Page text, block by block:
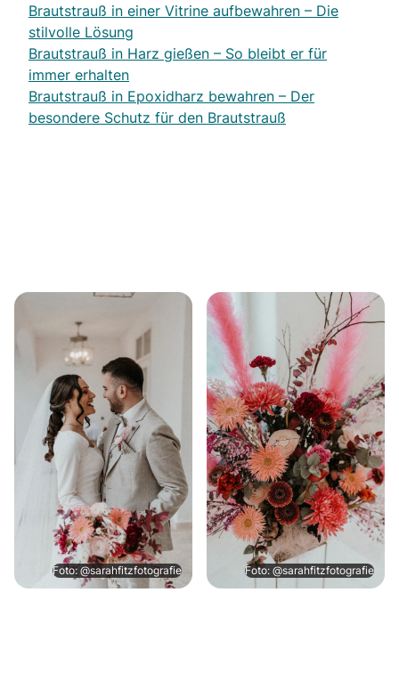
Brautstrauß in einer Vitrine aufbewahren – Die
stilvolle Lösung
Brautstrauß in Harz gießen – So bleibt er für
immer erhalten
Brautstrauß in Epoxidharz bewahren – Der
besondere Schutz für den Brautstrauß
Foto: @sarahfitzfotografie Foto: @sarahfitzfotografie